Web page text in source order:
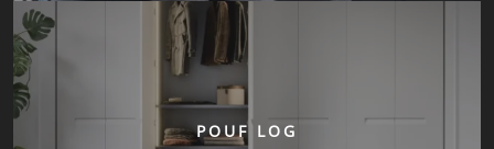
POUF LOG